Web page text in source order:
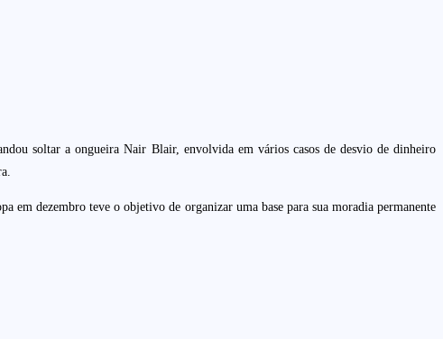
soltar a ongueira Nair Blair, envolvida em vários casos de desvio de dinheiro
dezembro teve o objetivo de organizar uma base para sua moradia permanente